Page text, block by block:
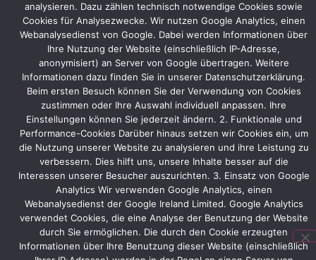
JEOL
das
endgültige
Standdesign
erarbeitet
und
der
Auftrag
an
Protec
vergeben.
JEOL
Analytica
Geräte
analysieren. Dazu zählen technisch notwendige Cookies sowie
Cookies für Analysezwecke. Wir nutzen Google Analytics, einen
Webanalysedienst von Google. Dabei werden Informationen über
Ihre Nutzung der Website (einschließlich IP-Adresse,
anonymisiert) an Server von Google übertragen. Weitere
Informationen dazu finden Sie in unserer Datenschutzerklärung.
Beim ersten Besuch können Sie der Verwendung von Cookies
zustimmen oder Ihre Auswahl individuell anpassen. Ihre
Einstellungen können Sie jederzeit ändern. 2. Funktionale und
Performance-Cookies Darüber hinaus setzen wir Cookies ein, um
die Nutzung unserer Website zu analysieren und ihre Leistung zu
verbessern. Dies hilft uns, unsere Inhalte besser auf die
Interessen unserer Besucher auszurichten. 3. Einsatz von Google
Analytics Wir verwenden Google Analytics, einen
Webanalysedienst der Google Ireland Limited. Google Analytics
verwendet Cookies, die eine Analyse der Benutzung der Website
durch Sie ermöglichen. Die durch den Cookie erzeugten
Informationen über Ihre Benutzung dieser Website (einschließlich